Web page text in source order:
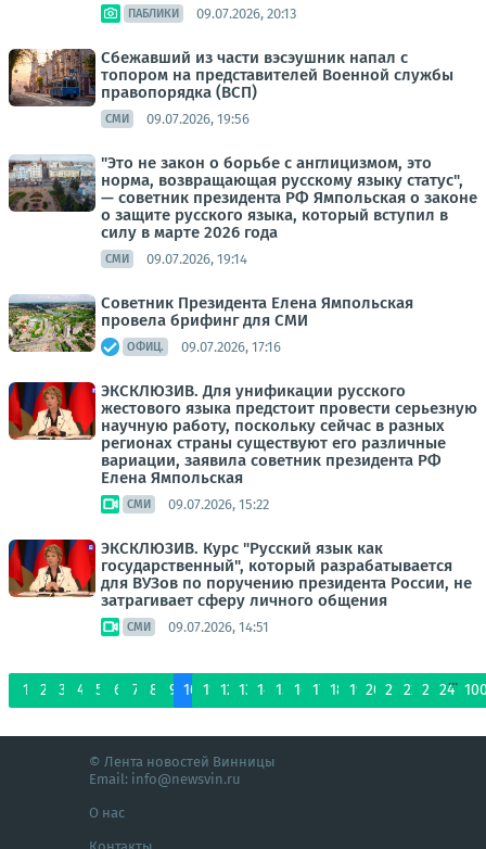
ПАБЛИКИ 09.07.2026, 20:13
Сбежавший из части вэсэушник напал с
топором на представителей Военной службы
правопорядка (ВСП)
СМИ 09.07.2026, 19:56
"Это не закон о борьбе с англицизмом, это
норма, возвращающая русскому языку статус",
— советник президента РФ Ямпольская о законе
о защите русского языка, который вступил в
силу в марте 2026 года
СМИ 09.07.2026, 19:14
Советник Президента Елена Ямпольская
провела брифинг для СМИ
ОФИЦ. 09.07.2026, 17:16
ЭКСКЛЮЗИВ. Для унификации русского
жестового языка предстоит провести серьезную
научную работу, поскольку сейчас в разных
регионах страны существуют его различные
вариации, заявила советник президента РФ
Елена Ямпольская
СМИ 09.07.2026, 15:22
ЭКСКЛЮЗИВ. Курс "Русский язык как
государственный", который разрабатывается
для ВУЗов по поручению президента России, не
затрагивает сферу личного общения
СМИ 09.07.2026, 14:51
1 2 3 4 5 6 7 8 9 10 11 12 13 14 15 16 17 18 19 20 21 22 23 24
...
© Лента новостей Винницы
Email: info@newsvin.ru
О нас